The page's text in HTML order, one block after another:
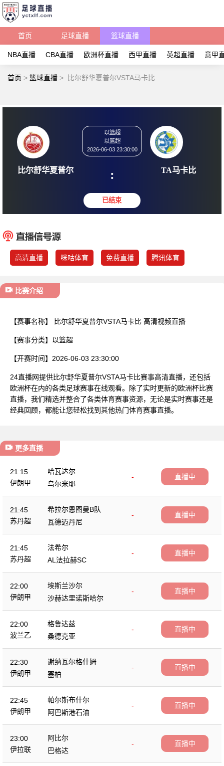
首页 足球直播 篮球直播
NBA直播 CBA直播 欧洲杯直播 西甲直播 英超直播 意甲
首页 > 篮球直播 > 比尔舒华夏普尔VSTA马卡比
比尔舒华夏普尔 :
高清直播 咪咕体育 免费直播 腾讯体育
比赛介绍
【赛事名称】 比尔舒华夏普尔VSTA马卡比 高清视频直播
【赛事分类】 以篮超
【开赛时间】 2026-06-03 23:30:00
24直播网提供比尔舒华夏普尔VSTA马卡比赛事高清直播，还包括
欧洲杯在内的各类足球赛事在线观看。除了实时更新的欧洲杯比赛
直播，我们精选并整合了各类体育赛事资源，无论是实时赛事还是
经典回顾，都能让您轻松找到其他热门体育赛事直播。
更多直播
21:15
伊朗甲
哈瓦达尔
-
乌尔米耶
直播中
21:45
苏丹超
希拉尔恩图曼B队
-
瓦德迈丹尼
直播中
21:45
苏丹超
法希尔
-
AL法拉赫SC
直播中
22:00
伊朗甲
埃斯兰沙尔
-
沙赫达里诺斯哈尔
直播中
22:00
波兰乙
格鲁达兹
-
桑德克亚
直播中
22:30
伊朗甲
谢纳瓦尔格什姆
-
塞柏
直播中
22:45
伊朗甲
帕尔斯布什尔
-
阿巴斯港石油
直播中
23:00
伊拉联
阿比尔
-
巴格达
直播中